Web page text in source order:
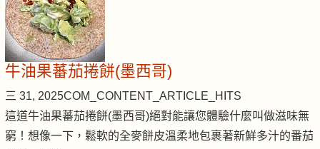
牛油果蕃茄捲餅(墨西哥)
三 31, 2025COM_CONTENT_ARTICLE_HITS
這道牛油果蕃茄捲餅(墨西哥)絕對能讓您體驗什麼叫做滋味無
窮！想像一下，鬆軟的全麥餅皮溫柔地包裹著新鮮多汁的番茄